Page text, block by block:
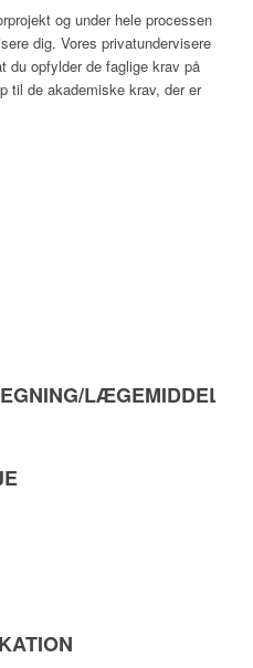
og under hele processen
dig. Vores privatundervisere
du opfylder de faglige krav på
til de akademiske krav, der er